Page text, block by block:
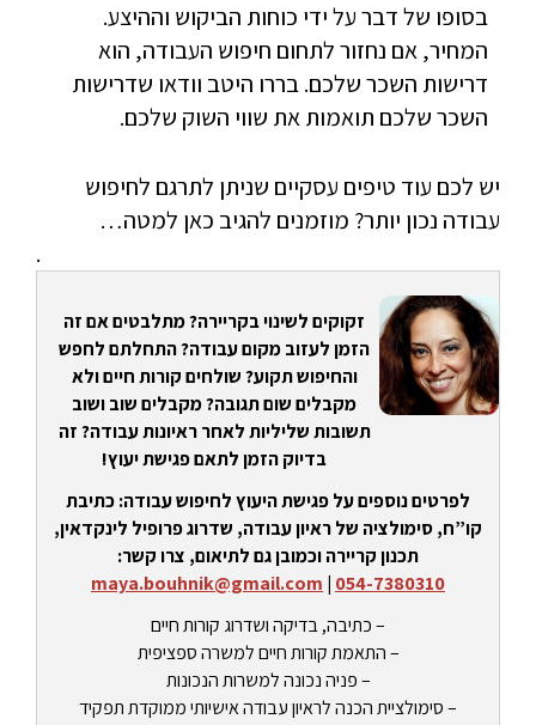
בסופו של דבר על ידי כוחות הביקוש וההיצע.
המחיר, אם נחזור לתחום חיפוש העבודה, הוא
דרישות השכר שלכם. בררו היטב וודאו שדרישות
השכר שלכם תואמות את שווי השוק שלכם.
יש לכם עוד טיפים עסקיים שניתן לתרגם לחיפוש
עבודה נכון יותר? מוזמנים להגיב כאן למטה…
.
זקוקים לשינוי בקריירה? מתלבטים אם זה
הזמן לעזוב מקום עבודה? התחלתם לחפש
והחיפוש תקוע? שולחים קורות חיים ולא
מקבלים שום תגובה? מקבלים שוב ושוב
תשובות שליליות לאחר ראיונות עבודה? זה
בדיוק הזמן לתאם פגישת יעוץ!
לפרטים נוספים על פגישת היעוץ לחיפוש עבודה: כתיבת
קו”ח, סימולציה של ראיון עבודה, שדרוג פרופיל לינקדאין,
תכנון קריירה וכמובן גם לתיאום, צרו קשר:
054-7380310
|
maya.bouhnik@gmail.com
– כתיבה, בדיקה ושדרוג קורות חיים
– התאמת קורות חיים למשרה ספציפית
– פניה נכונה למשרות הנכונות
– סימולציית הכנה לראיון עבודה אישיותי ממוקדת תפקיד